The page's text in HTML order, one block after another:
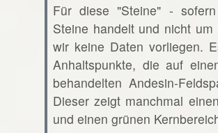
Für diese "Steine" -
Steine handelt und nicht
wir keine Daten vorliegen.
Anhaltspunkte, die auf
behandelten Andesin-
Dieser zeigt manchmal
und einen grünen